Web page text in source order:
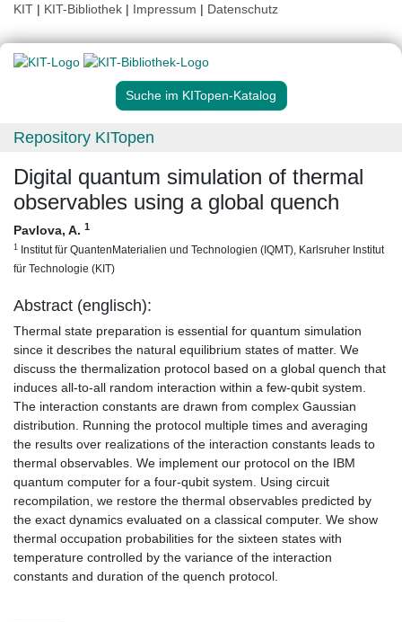
KIT | KIT-Bibliothek | Impressum | Datenschutz
Suche im KITopen-Katalog
Repository KITopen
Digital quantum simulation of thermal
observables using a global quench
Pavlova, A. 1
1 Institut für QuantenMaterialien und Technologien (IQMT), Karlsruher Institut
für Technologie (KIT)
Abstract (englisch):
Thermal state preparation is essential for quantum simulation
since it describes the natural equilibrium states of matter. We
discuss the thermalization protocol based on a global quench that
induces all-to-all random interaction within a few-qubit system.
The interaction constants are drawn from complex Gaussian
distribution. Running the protocol multiple times and averaging
the results over realizations of the interaction constants leads to
thermal observables. We implement our protocol on the IBM
quantum computer for a four-qubit system. Using circuit
recompilation, we restore the thermal observables predicted by
the exact dynamics evaluated on a classical computer. We show
thermal occupation probabilities for the sixteen states with
temperature controlled by the variance of the interaction
constants and duration of the quench protocol.